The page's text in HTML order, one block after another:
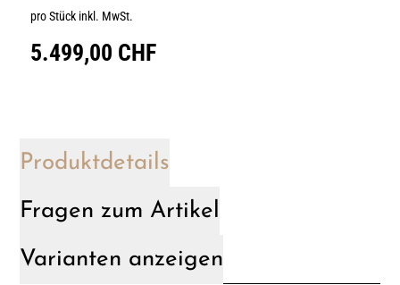
pro Stück inkl. MwSt.
5.499,00 CHF
Produktdetails
Fragen zum Artikel
Varianten anzeigen